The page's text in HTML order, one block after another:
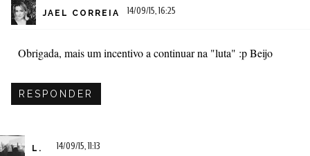
JAEL CORREIA 14/09/15, 16:25
Obrigada, mais um incentivo a continuar na "luta" :p Beijo
RESPONDER
L. 14/09/15, 11:13